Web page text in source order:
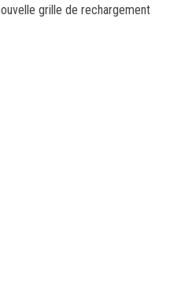
grille de rechargement